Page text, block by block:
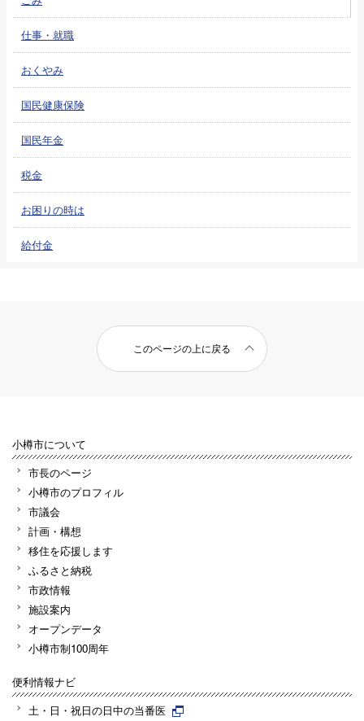
仕事・就職
おくやみ
国民健康保険
国民年金
税金
お困りの時は
給付金
このページの上に戻る
小樽市について
市長のページ
小樽市のプロフィル
市議会
計画・構想
移住を応援します
ふるさと納税
市政情報
施設案内
オープンデータ
小樽市制100周年
便利情報ナビ
土・日・祝日の日中の当番医